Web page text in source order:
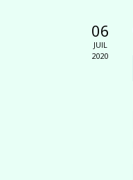
06
JUIL
2020